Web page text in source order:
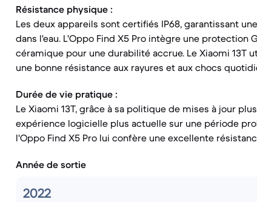
Résistance physique :
Les deux appareils sont certifiés IP68, garantissant
dans l'eau. L'Oppo Find X5 Pro intègre une protection
céramique pour une durabilité accrue. Le Xiaomi 13T
une bonne résistance aux rayures et aux chocs
Durée de vie pratique :
Le Xiaomi 13T, grâce à sa politique de mises à jour
expérience logicielle plus actuelle sur une période
l'Oppo Find X5 Pro lui confère une excellente
Année de sortie
2022